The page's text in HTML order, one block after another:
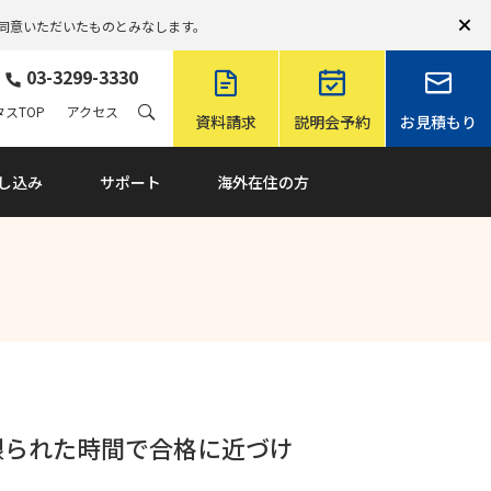
意いただいたものとみなします。
資料請求 説明会予約 お見積もり
03-3299-3330
込み サポート 海外在住の方
スTOP アクセス
れた時間で合格に近づけ